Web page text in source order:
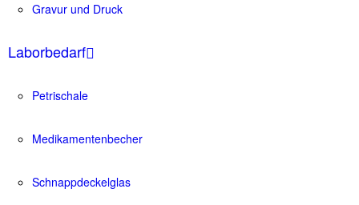
Gravur und Druck
Laborbedarf
Petrischale
Medikamentenbecher
Schnappdeckelglas